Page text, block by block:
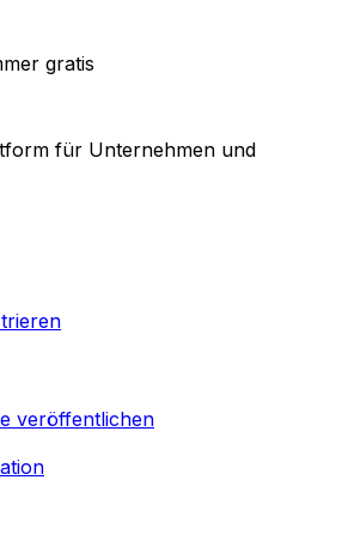
gratis
für Unternehmen und
veröffentlichen